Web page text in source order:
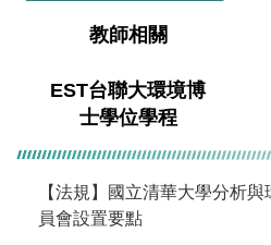
教師相關
EST台聯大環境博
士學位學程
【法規】國立清華大學分析
員會設置要點